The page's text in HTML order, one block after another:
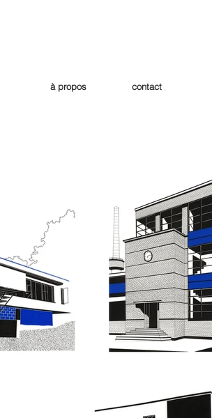
à propos contact